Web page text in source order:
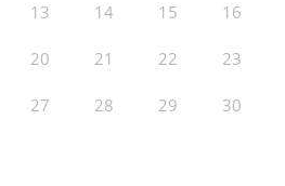
13 14 15 16
20 21 22 23
27 28 29 30